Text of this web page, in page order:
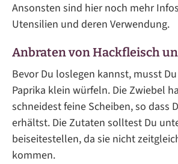
Ansonsten sind hier noch mehr
Utensilien und deren Verwendung.
Anbraten von Hackfleisch
Bevor Du loslegen kannst, musst
Paprika klein würfeln. Die Zwiebel
schneidest feine Scheiben, so dass
erhältst. Die Zutaten solltest Du
beiseitestellen, da sie nicht
kommen.